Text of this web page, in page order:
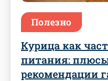
Полезно
Курица как
питания:
рекомендации